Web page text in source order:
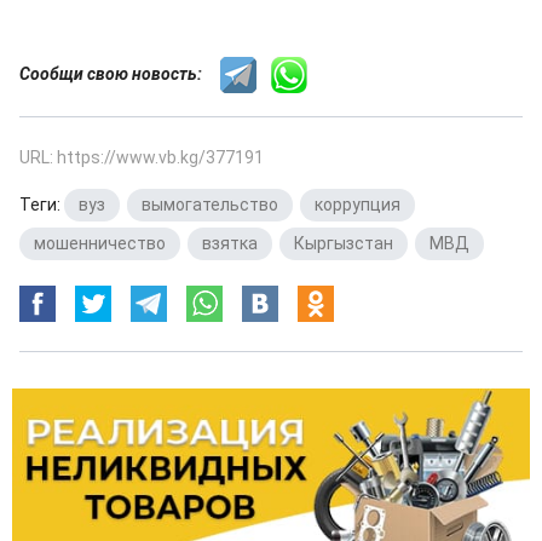
Сообщи свою новость:
URL: https://www.vb.kg/377191
Теги: вуз вымогательство коррупция
мошенничество
взятка Кыргызстан МВД